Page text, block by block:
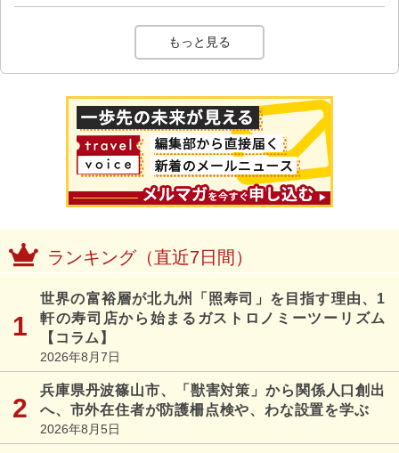
もっと見る
ランキング（直近7日間）
世界の富裕層が北九州「照寿司」を目指す理由、1
軒の寿司店から始まるガストロノミーツーリズム
【コラム】
2026年8月7日
兵庫県丹波篠山市、「獣害対策」から関係人口創出
へ、市外在住者が防護柵点検や、わな設置を学ぶ
2026年8月5日